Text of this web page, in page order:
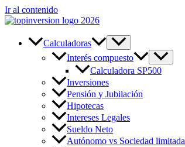
Ir al contenido
Calculadoras
Interés compuesto
Calculadora SP500
Inversiones
Pensión y Jubilación
Hipotecas
Intereses Legales
Sueldo Neto
Autónomo vs Sociedad limitada